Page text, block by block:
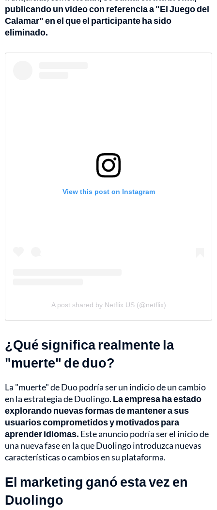
publicando un video con referencia a "El Juego del
Calamar" en el que el participante ha sido
eliminado.
View this post on Instagram
A post shared by Netflix US (@netflix)
¿Qué significa realmente la
"muerte" de duo?
La "muerte" de Duo podría ser un indicio de un cambio
en la estrategia de Duolingo. La empresa ha estado
explorando nuevas formas de mantener a sus
usuarios comprometidos y motivados para
aprender idiomas. Este anuncio podría ser el inicio de
una nueva fase en la que Duolingo introduzca nuevas
características o cambios en su plataforma.
El marketing ganó esta vez en
Duolingo